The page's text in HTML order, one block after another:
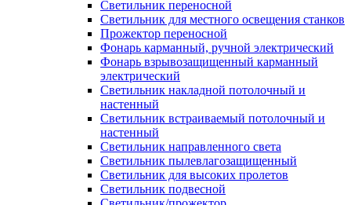
Светильник переносной
Светильник для местного освещения станков
Прожектор переносной
Фонарь карманный, ручной электрический
Фонарь взрывозащищенный карманный
электрический
Светильник накладной потолочный и
настенный
Светильник встраиваемый потолочный и
настенный
Светильник направленного света
Светильник пылевлагозащищенный
Светильник для высоких пролетов
Светильник подвесной